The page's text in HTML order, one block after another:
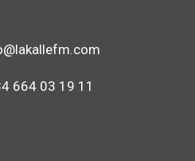
664 03 19 11